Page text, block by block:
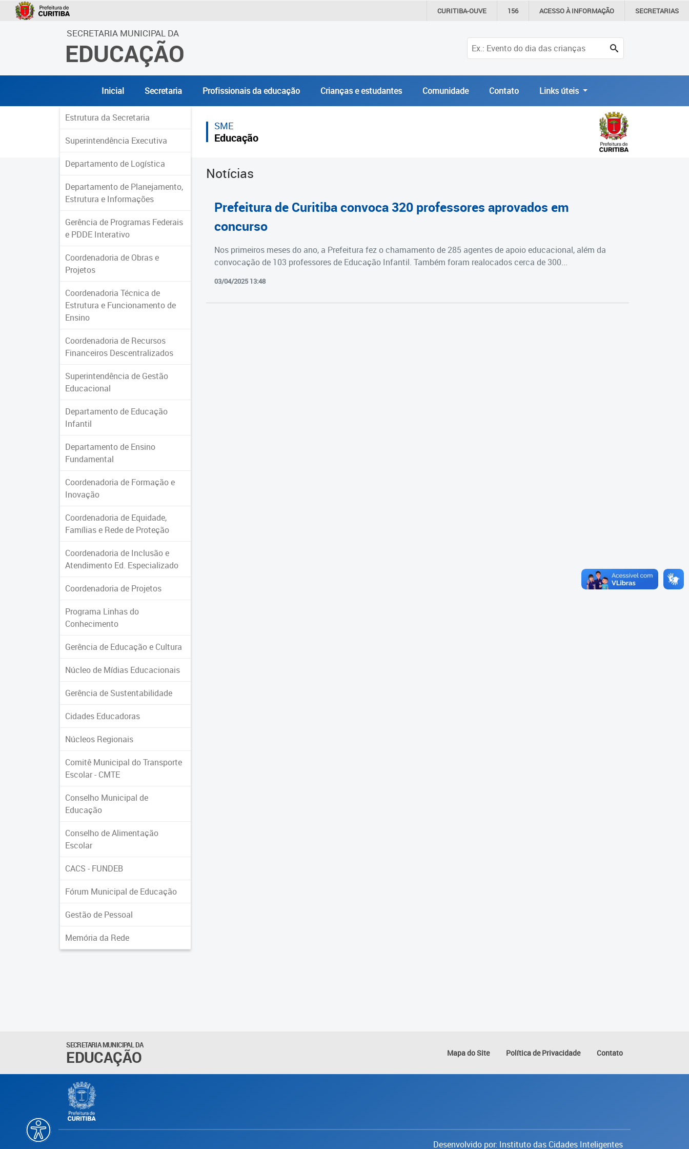
CURITIBA-OUVE 156 ACESSO ÀINFORMAÇÃO SECRETARIAS
SECRETARIA MUNICIPAL DA
EDUCAÇÃO
Inicial Secretaria Profissionais da educação Crianças e estudantes Comunidade Contato Links úteis
Estrutura da Secretaria
Superintendência Executiva
Departamento de Logística
Departamento de Planejamento,
Estrutura e Informações
Gerência de Programas Federais
e PDDE Interativo
Coordenadoria de Obras e
Projetos
Coordenadoria Técnica de
Estrutura e Funcionamento de
Ensino
Coordenadoria de Recursos
Financeiros Descentralizados
Superintendência de Gestão
Educacional
Departamento de Educação
Infantil
Departamento de Ensino
Fundamental
Coordenadoria de Formação e
Inovação
Coordenadoria de Equidade,
Famílias e Rede de Proteção
Coordenadoria de Inclusão e
Atendimento Ed. Especializado
Coordenadoria de Projetos
Programa Linhas do
Conhecimento
Gerência de Educação e Cultura
Núcleo de Mídias Educacionais
Gerência de Sustentabilidade
Cidades Educadoras
Núcleos Regionais
Comitê Municipal do Transporte
Escolar - CMTE
Conselho Municipal de
Educação
Conselho de Alimentação
Escolar
CACS - FUNDEB
Fórum Municipal de Educação
Gestão de Pessoal
Memória da Rede
SME
Educação
Notícias
Prefeitura de Curitiba convoca 320 professores aprovados em
concurso
Nos primeiros meses do ano, a Prefeitura fez o chamamento de 285 agentes de apoio educacional, além da
convocação de 103 professores de Educação Infantil. Também foram realocados cerca de 300...
03/04/2025 13:48
SECRETARIA MUNICIPAL DA
EDUCAÇÃO Mapa do Site Política de Privacidade Contato
Desenvolvido por: Instituto das Cidades Inteligentes